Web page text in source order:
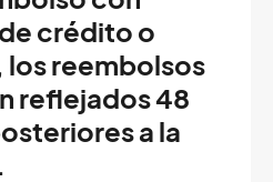
crédito o
reembolsos
reflejados 48
a la